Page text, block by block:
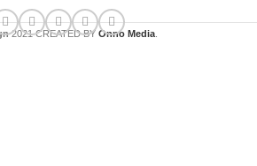
2021 CREATED BY Onno Media.